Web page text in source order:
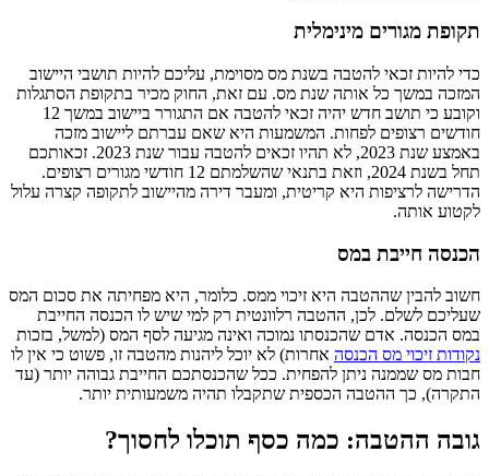
תקופת מגורים מינימלית
כדי להיות זכאי להטבה בשנת מס מסוימת, עליכם להיות תושבי היישוב
המזכה במשך כל אותה שנת מס. עם זאת, החוק מכיר בתקופת הסתגלות
וקובע כי תושב חדש יהיה זכאי להטבה אם התגורר ביישוב במשך 12
חודשים רצופים לפחות. המשמעות היא שאם עברתם ליישוב מזכה
באמצע שנת 2023, לא תהיו זכאים להטבה עבור שנת 2023. זכאותכם
תחל בשנת 2024, וזאת בתנאי שהשלמתם 12 חודשי מגורים רצופים.
הדרישה לרציפות היא קריטית, ומעבר דירה מהיישוב לתקופה קצרה עלול
לקטוע אותה.
הכנסה חייבת במס
חשוב להבין שההטבה היא זיכוי ממס. כלומר, היא מפחיתה את סכום המס
שעליכם לשלם. לכן, ההטבה רלוונטית רק למי שיש לו הכנסה החייבת
במס הכנסה. אדם שהכנסתו נמוכה ואינה מגיעה לסף המס (למשל, בזכות
נקודות זיכוי מס הכנסה אחרות) לא יוכל ליהנות מהטבה זו, פשוט כי אין לו
חבות מס שממנה ניתן להפחית. ככל שהכנסתכם החייבת גבוהה יותר (עד
התקרה), כך ההטבה הכספית שתקבלו תהיה משמעותית יותר.
גובה ההטבה: כמה כסף תוכלו לחסוך?